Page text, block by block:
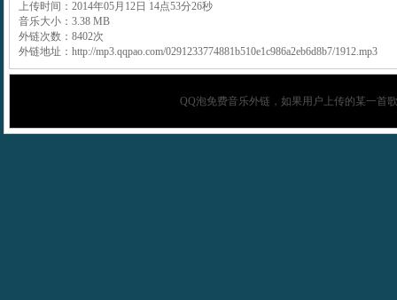
上传时间：2014年05月12日 14点53分26秒
音乐大小：3.38 MB
外链次数：8402次
外链地址：http://mp3.qqpao.com/0291233774881b510e1c986a2eb6d8b7/1912.mp3
QQ泡免费音乐外链，如果用户上传的某一首